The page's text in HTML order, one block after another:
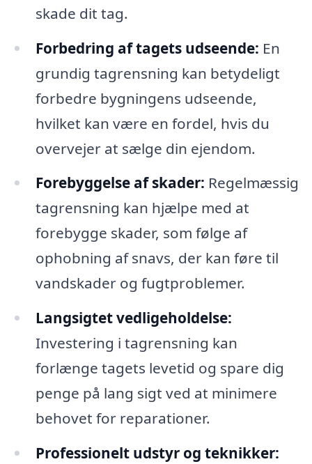
skade dit tag.
Forbedring af tagets udseende: En
grundig tagrensning kan betydeligt
forbedre bygningens udseende,
hvilket kan være en fordel, hvis du
overvejer at sælge din ejendom.
Forebyggelse af skader: Regelmæssig
tagrensning kan hjælpe med at
forebygge skader, som følge af
ophobning af snavs, der kan føre til
vandskader og fugtproblemer.
Langsigtet vedligeholdelse:
Investering i tagrensning kan
forlænge tagets levetid og spare dig
penge på lang sigt ved at minimere
behovet for reparationer.
Professionelt udstyr og teknikker: